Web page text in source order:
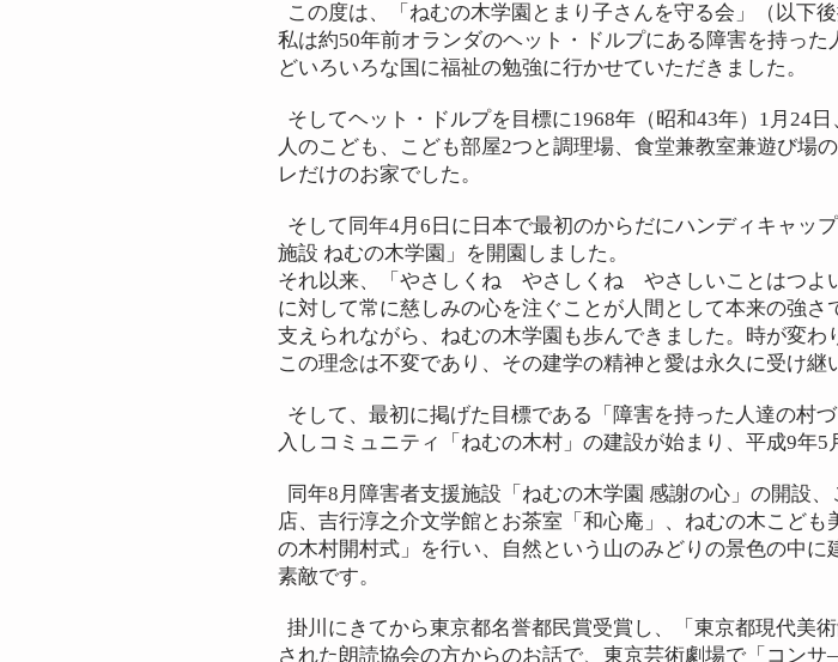
この度は、「ねむの木学園とまり子さんを守る会」（以下
私は約50年前オランダのヘット・ドルプにある障害を持っ
どいろいろな国に福祉の勉強に行かせていただきました。
そしてヘット・ドルプを目標に1968年（昭和43年）1月24
人のこども、こども部屋2つと調理場、食堂兼教室兼遊び場
レだけのお家でした。
そして同年4月6日に日本で最初のからだにハンディキャッ
施設 ねむの木学園」を開園しました。
それ以来、「やさしくね やさしくね やさしいことはつよ
に対して常に慈しみの心を注ぐことが人間として本来の強
支えられながら、ねむの木学園も歩んできました。時が変わ
この理念は不変であり、その建学の精神と愛は永久に受け継
そして、最初に掲げた目標である「障害を持った人達の村
入しコミュニティ「ねむの木村」の建設が始まり、平成9年5
同年8月障害者支援施設「ねむの木学園 感謝の心」の開設
店、吉行淳之介文学館とお茶室「和心庵」、ねむの木こど
の木村開村式」を行い、自然という山のみどりの景色の中
素敵です。
掛川にきてから東京都名誉都民賞受賞し、「東京都現代美
された朗読協会の方からのお話で、東京芸術劇場で「コン